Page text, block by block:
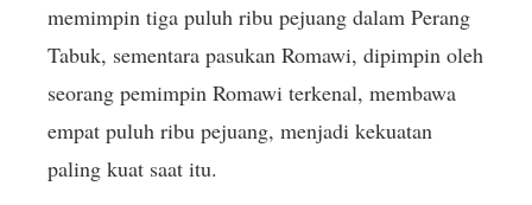
memimpin tiga puluh ribu pejuang dalam Perang
Tabuk, sementara pasukan Romawi, dipimpin oleh
seorang pemimpin Romawi terkenal, membawa
empat puluh ribu pejuang, menjadi kekuatan
paling kuat saat itu.